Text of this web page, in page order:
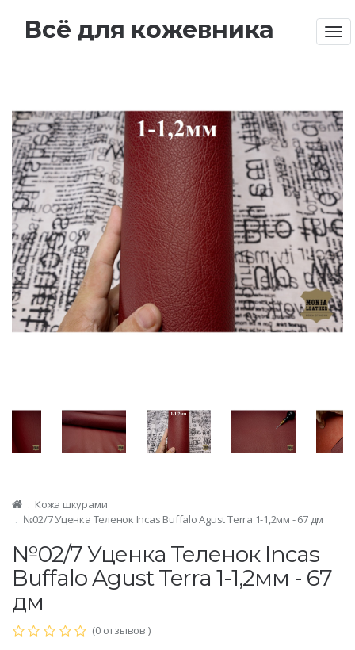
Всё для кожевника
Кожа шкурами
№02/7 Уценка Теленок Incas Buffalo Agust Terra 1-1,2мм - 67 дм
№02/7 Уценка Теленок Incas
Buffalo Agust Terra 1-1,2мм - 67
дм
(0 отзывов )